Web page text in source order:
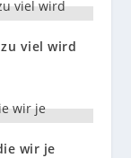
viel wird
wir je